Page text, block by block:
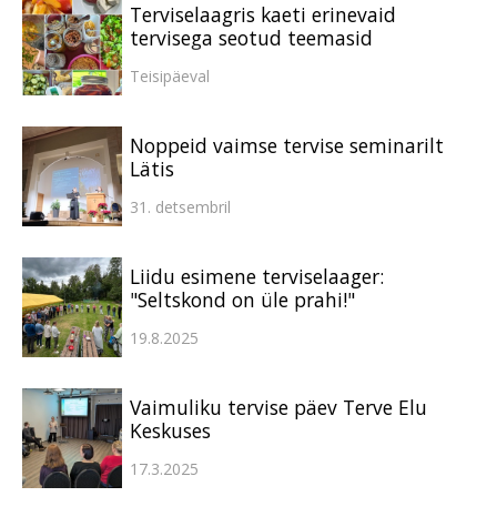
Terviselaagris kaeti erinevaid
tervisega seotud teemasid
Teisipäeval
Noppeid vaimse tervise seminarilt
Lätis
31. detsembril
Liidu esimene terviselaager:
"Seltskond on üle prahi!"
19.8.2025
Vaimuliku tervise päev Terve Elu
Keskuses
17.3.2025